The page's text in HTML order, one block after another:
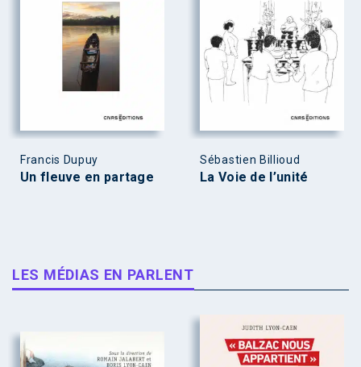
Francis Dupuy
Un fleuve en partage
Sébastien Billioud
La Voie de l’unité
LES MÉDIAS EN PARLENT